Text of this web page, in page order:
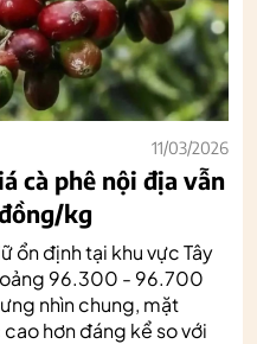
11/03/2026
cà phê nội địa vẫn
kg
ổn định tại khu vực Tây
96.300 - 96.700
nhìn chung, mặt
hơn đáng kể so với